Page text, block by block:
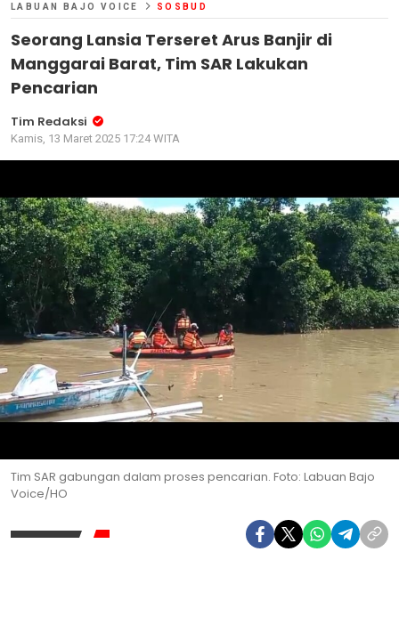
LABUAN BAJO VOICE SOSBUD
Seorang Lansia Terseret Arus Banjir di
Manggarai Barat, Tim SAR Lakukan
Pencarian
Tim Redaksi
Kamis, 13 Maret 2025 17:24 WITA
Tim SAR gabungan dalam proses pencarian. Foto: Labuan Bajo
Voice/HO